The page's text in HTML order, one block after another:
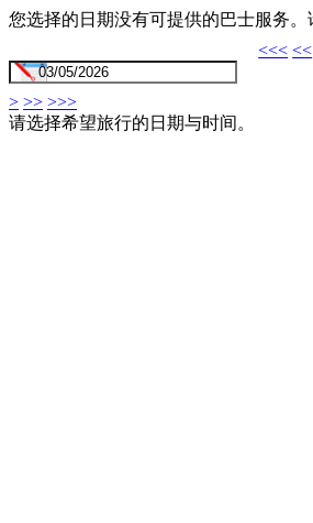
您选择的日期没有可提供的巴士服务
<<< <<
> >> >>>
请选择希望旅行的日期与时间。